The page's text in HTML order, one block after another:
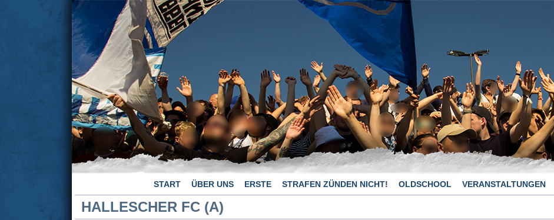
START ÜBER UNS ERSTE STRAFEN ZÜNDEN NICHT! OLDSCHOOL VERANSTALTUNGEN
HALLESCHER FC (A)